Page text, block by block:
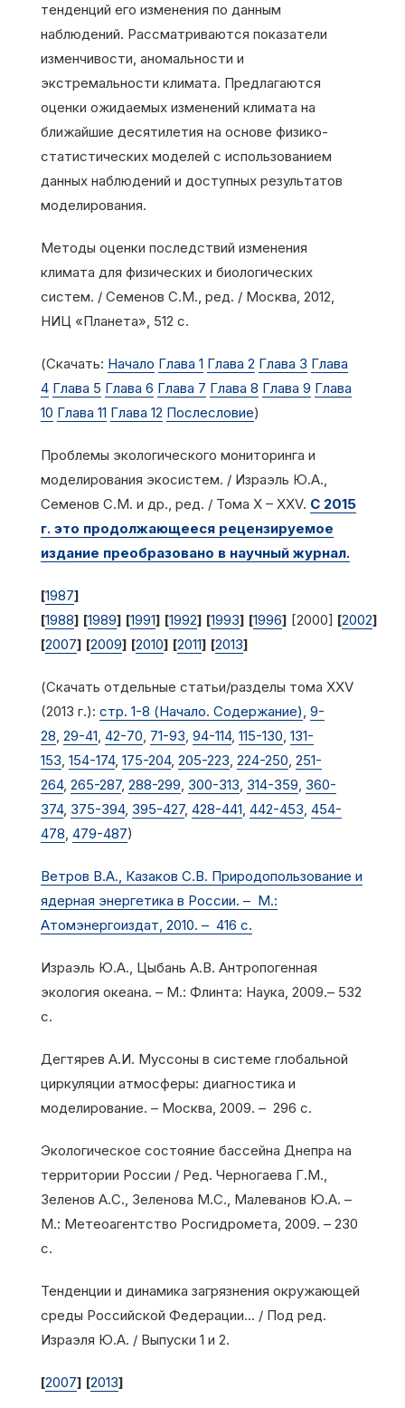
тенденций его изменения по данным
наблюдений. Рассматриваются показатели
изменчивости, аномальности и
экстремальности климата. Предлагаются
оценки ожидаемых изменений климата на
ближайшие десятилетия на основе физико-
статистических моделей с использованием
данных наблюдений и доступных результатов
моделирования.
Методы оценки последствий изменения
климата для физических и биологических
систем. / Семенов С.М., ред. / Москва, 2012,
НИЦ «Планета», 512 с.
(Скачать: Начало Глава 1 Глава 2 Глава 3 Глава
4 Глава 5 Глава 6 Глава 7 Глава 8 Глава 9 Глава
10 Глава 11 Глава 12 Послесловие)
Проблемы экологического мониторинга и
моделирования экосистем. / Израэль Ю.А.,
Семенов С.М. и др., ред. / Тома X – XXV. С 2015
г. это продолжающееся рецензируемое
издание преобразовано в научный журнал.
[1987]
[1988] [1989] [1991] [1992] [1993] [1996] [2000] [2002]
[2007] [2009] [2010] [2011] [2013]
(Скачать отдельные статьи/разделы тома XXV
(2013 г.): стр. 1-8 (Начало. Содержание), 9-
28, 29-41, 42-70, 71-93, 94-114, 115-130, 131-
153, 154-174, 175-204, 205-223, 224-250, 251-
264, 265-287, 288-299, 300-313, 314-359, 360-
374, 375-394, 395-427, 428-441, 442-453, 454-
478, 479-487)
Ветров В.А., Казаков С.В. Природопользование и
ядерная энергетика в России. – М.:
Атомэнергоиздат, 2010. – 416 с.
Израэль Ю.А., Цыбань А.В. Антропогенная
экология океана. – М.: Флинта: Наука, 2009.– 532
с.
Дегтярев А.И. Муссоны в системе глобальной
циркуляции атмосферы: диагностика и
моделирование. – Москва, 2009. – 296 с.
Экологическое состояние бассейна Днепра на
территории России / Ред. Черногаева Г.М.,
Зеленов А.С., Зеленова М.С., Малеванов Ю.А. –
М.: Метеоагентство Росгидромета, 2009. – 230
с.
Тенденции и динамика загрязнения окружающей
среды Российской Федерации… / Под ред.
Израэля Ю.А. / Выпуски 1 и 2.
[2007] [2013]